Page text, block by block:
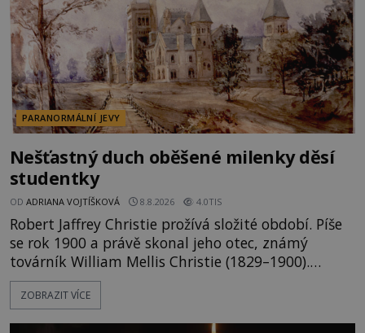
PARANORMÁLNÍ JEVY
Nešťastný duch oběšené milenky děsí
studentky
OD ADRIANA VOJTÍŠKOVÁ 8.8.2026 4.0TIS
Robert Jaffrey Christie prožívá složité období. Píše
se rok 1900 a právě skonal jeho otec, známý
továrník William Mellis Christie (1829–1900).
Smutná událost je ale doprovázena ohromným
dědictvím... Robertu připadne rodinné sídlo v
ZOBRAZIT VÍCE